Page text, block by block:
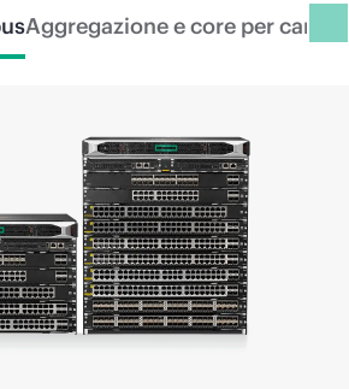
Aggregazione e core per